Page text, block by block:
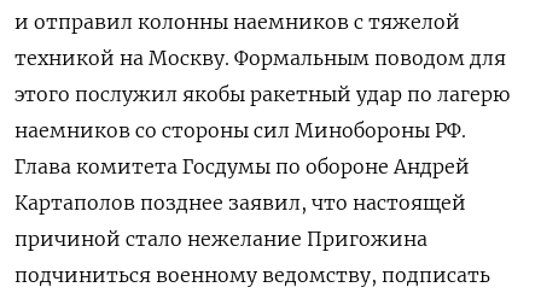
и отправил колонны наемников с тяжелой
техникой на Москву. Формальным поводом для
этого послужил якобы ракетный удар по лагерю
наемников со стороны сил Минобороны РФ.
Глава комитета Госдумы по обороне Андрей
Картаполов позднее заявил, что настоящей
причиной стало нежелание Пригожина
подчиниться военному ведомству, подписать